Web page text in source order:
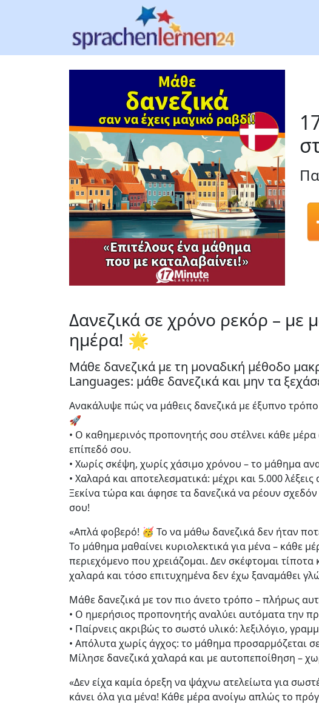
Δανεζικά σε χρόνο ρεκόρ – με
ημέρα! 🌟
Μάθε δανεζικά με τη μοναδική μέθοδο
Languages: μάθε δανεζικά και μην τα
Ανακάλυψε πώς να μάθεις δανεζικά με έξυπνο
🚀
• Ο καθημερινός προπονητής σου στέλνει κάθε μέρα
επίπεδό σου.
• Χωρίς σκέψη, χωρίς χάσιμο χρόνου – το μάθημα
• Χαλαρά και αποτελεσματικά: μέχρι και 5.000
Ξεκίνα τώρα και άφησε τα δανεζικά να ρέουν
σου!
«Απλά φοβερό! 🥳 Το να μάθω δανεζικά δεν ήταν
Το μάθημα μαθαίνει κυριολεκτικά για μένα – κάθε
περιεχόμενο που χρειάζομαι. Δεν σκέφτομαι
χαλαρά και τόσο επιτυχημένα δεν έχω ξαναμάθει
Μάθε δανεζικά με τον πιο άνετο τρόπο – πλήρως
• Ο ημερήσιος προπονητής αναλύει αυτόματα την
• Παίρνεις ακριβώς το σωστό υλικό: λεξιλόγιο,
• Απόλυτα χωρίς άγχος: το μάθημα προσαρμόζεται
Μίλησε δανεζικά χαλαρά και με αυτοπεποίθηση –
«Δεν είχα καμία όρεξη να ψάχνω ατελείωτα για
κάνει όλα για μένα! Κάθε μέρα ανοίγω απλώς το